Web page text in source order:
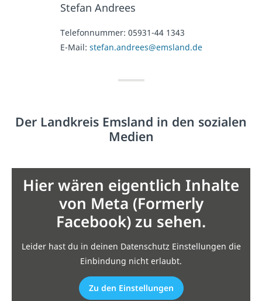
Stefan Andrees
Telefonnummer: 05931-44 1343
E-Mail: stefan.andrees@emsland.de
Der Landkreis Emsland in den sozialen
Medien
Hier wären eigentlich Inhalte
von Meta (Formerly
Facebook) zu sehen.
Leider hast du in deinen Datenschutz Einstellungen die
Einbindung nicht erlaubt.
Zu den Einstellungen